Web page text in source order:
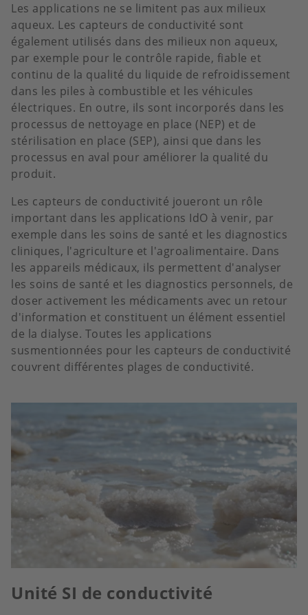
Les applications ne se limitent pas aux milieux
aqueux. Les capteurs de conductivité sont
également utilisés dans des milieux non aqueux,
par exemple pour le contrôle rapide, fiable et
continu de la qualité du liquide de refroidissement
dans les piles à combustible et les véhicules
électriques. En outre, ils sont incorporés dans les
processus de nettoyage en place (NEP) et de
stérilisation en place (SEP), ainsi que dans les
processus en aval pour améliorer la qualité du
produit.
Les capteurs de conductivité joueront un rôle
important dans les applications IdO à venir, par
exemple dans les soins de santé et les diagnostics
cliniques, l'agriculture et l'agroalimentaire. Dans
les appareils médicaux, ils permettent d'analyser
les soins de santé et les diagnostics personnels, de
doser activement les médicaments avec un retour
d'information et constituent un élément essentiel
de la dialyse. Toutes les applications
susmentionnées pour les capteurs de conductivité
couvrent différentes plages de conductivité.
Unité SI de conductivité